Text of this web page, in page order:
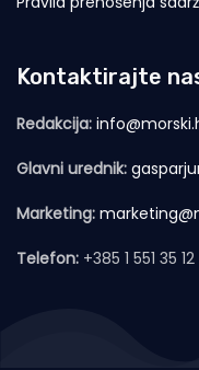
Kontaktirajte
Redakcija:
Glavni urednik:
Marketing:
Telefon: +385 1 551 35 12